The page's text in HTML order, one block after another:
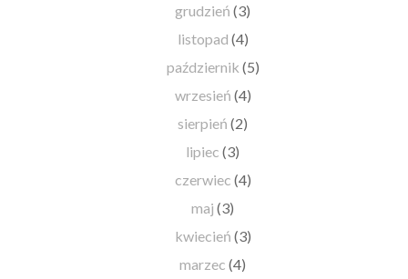
grudzień(3)
listopad (4)
październik (5)
wrzesień (4)
sierpień(2)
lipiec(3)
czerwiec (4)
maj(3)
kwiecień (3)
marzec(4)